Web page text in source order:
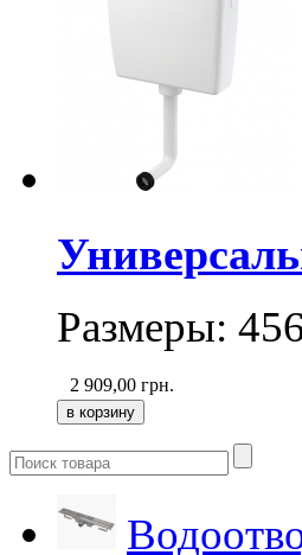
Размеры:
2 909,00 грн.